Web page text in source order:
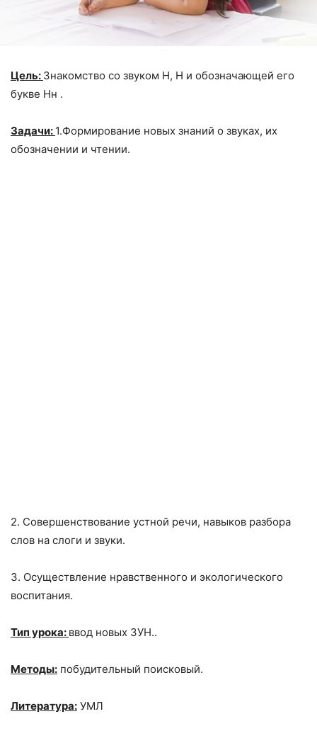
Цель: Знакомство со звуком Н, Н и обозначающей его
букве Нн .
Задачи: 1.Формирование новых знаний о звуках, их
обозначении и чтении.
2. Совершенствование устной речи, навыков разбора
слов на слоги и звуки.
3. Осуществление нравственного и экологического
воспитания.
Тип урока: ввод новых ЗУН..
Методы: побудительный поисковый.
Литература: УМЛ